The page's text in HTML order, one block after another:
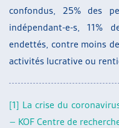
confondus, 25% des
indépendant-e-s, 11%
endettés, contre moins
activités lucrative ou
[1] La crise du
– KOF Centre de